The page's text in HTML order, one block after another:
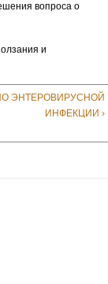
вопроса о
и
ЭНТЕРОВИРУСНОЙ
ИНФЕКЦИИ ›